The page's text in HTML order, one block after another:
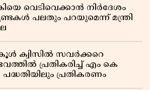
വെടിവെക്കാൻ നിർദേശം
ഗുണ്ടകൾ പലതും പറയുമെന്ന് മന്ത്രി
ക്വിസിൽ സവർക്കറെ
പ്രതികരിച്ച് എം കെ
പദ്ധതിയിലും പ്രതികരണം